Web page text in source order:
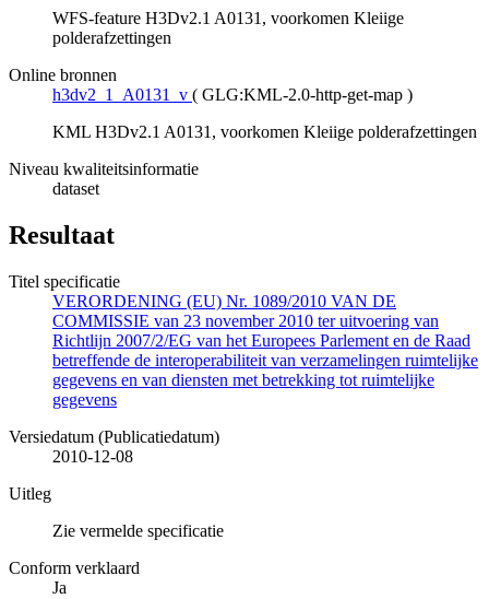
WFS-feature H3Dv2.1 A0131, voorkomen Kleiige
polderafzettingen
Online bronnen
h3dv2_1_A0131_v ( GLG:KML-2.0-http-get-map )
KML H3Dv2.1 A0131, voorkomen Kleiige polderafzettingen
Niveau kwaliteitsinformatie
dataset
Resultaat
Titel specificatie
VERORDENING (EU) Nr. 1089/2010 VAN DE
COMMISSIE van 23 november 2010 ter uitvoering van
Richtlijn 2007/2/EG van het Europees Parlement en de Raad
betreffende de interoperabiliteit van verzamelingen ruimtelijke
gegevens en van diensten met betrekking tot ruimtelijke
gegevens
Versiedatum (Publicatiedatum)
2010-12-08
Uitleg
Zie vermelde specificatie
Conform verklaard
Ja